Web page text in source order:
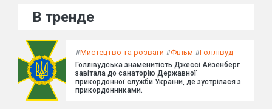
В тренде
#Мистецтво та розваги #Фільм #Голлівуд
Голлівудська знаменитість Джессі Айзенберг
завітала до санаторію Державної
прикордонної служби України, де зустрілася з
прикордонниками.